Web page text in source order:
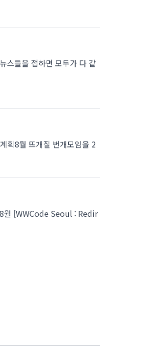
스들을 접하면 모두가 다 같
획8월 뜨개질 번개모임을 2
8월 [WWCode Seoul : Redir